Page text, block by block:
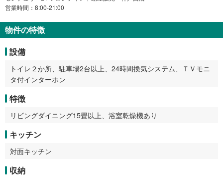
営業時間：8:00-21:00
物件の特徴
設備
トイレ２か所、駐車場2台以上、24時間換気システム、ＴＶモニ
タ付インターホン
特徴
リビングダイニング15畳以上、浴室乾燥機あり
キッチン
対面キッチン
収納